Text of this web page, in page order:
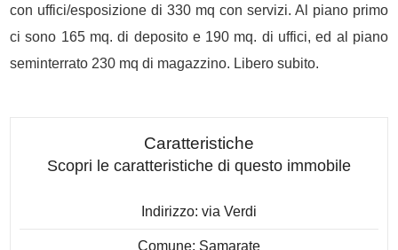
con uffici/esposizione di 330 mq con servizi. Al piano primo
ci sono 165 mq. di deposito e 190 mq. di uffici, ed al piano
seminterrato 230 mq di magazzino. Libero subito.
Caratteristiche
Scopri le caratteristiche di questo immobile
Indirizzo: via Verdi
Comune: Samarate